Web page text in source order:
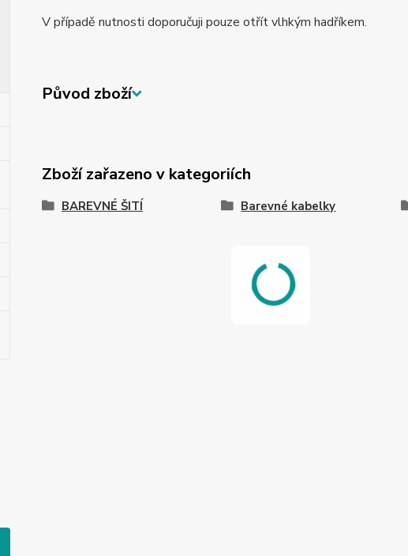
V případě nutnosti doporučuji pouze otřít vlhkým hadříkem.
Původ zboží
Zboží zařazeno v kategoriích
BAREVNÉ ŠITÍ Barevné kabelky